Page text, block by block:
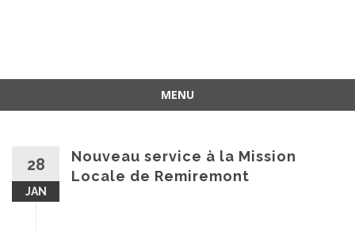
MENU
28
JAN
Nouveau service à la Mission
Locale de Remiremont